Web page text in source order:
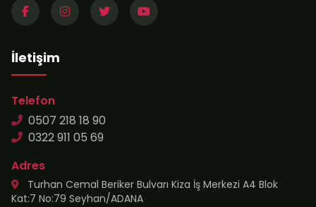
İletişim
Telefon
0507 218 18 90
0322 911 05 69
Adres
Turhan Cemal Beriker Bulvarı Kiza İş Merkezi A4 Blok
Kat:7 No:79 Seyhan/ADANA